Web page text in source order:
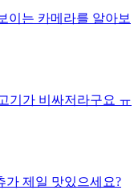
이는 카메라를 알아보
기가 비싸저라구요 ㅠ
가 제일 맛있으세요?